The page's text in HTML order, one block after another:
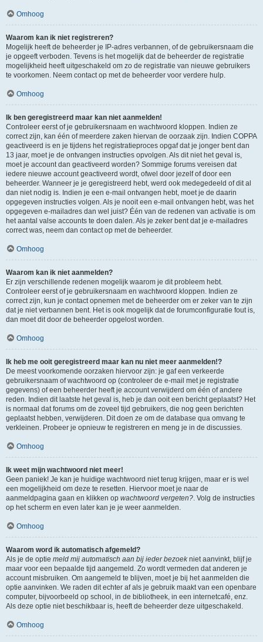
Omhoog
Waarom kan ik niet registreren?
Mogelijk heeft de beheerder je IP-adres verbannen, of de gebruikersnaam die
je opgeeft verboden. Tevens is het mogelijk dat de beheerder de registratie
mogelijkheid heeft uitgeschakeld om zo de registratie van nieuwe gebruikers
te voorkomen. Neem contact op met de beheerder voor verdere hulp.
Omhoog
Ik ben geregistreerd maar kan niet aanmelden!
Controleer eerst of je gebruikersnaam en wachtwoord kloppen. Indien ze
correct zijn, kan één of meerdere zaken hiervan de oorzaak zijn. Indien COPPA
geactiveerd is en je tijdens het registratieproces opgaf dat je jonger bent dan
13 jaar, moet je de ontvangen instructies opvolgen. Als dit niet het geval is,
moet je account dan geactiveerd worden? Sommige forums vereisen dat
iedere nieuwe account geactiveerd wordt, ofwel door jezelf of door een
beheerder. Wanneer je je geregistreerd hebt, werd ook medegedeeld of dit al
dan niet nodig is. Indien je een e-mail ontvangen hebt, moet je de daarin
opgegeven instructies volgen. Als je nooit een e-mail ontvangen hebt, was het
opgegeven e-mailadres dan wel juist? Één van de redenen van activatie is om
het aantal valse accounts te doen dalen. Als je zeker bent dat je e-mailadres
correct was, neem dan contact op met de beheerder.
Omhoog
Waarom kan ik niet aanmelden?
Er zijn verschillende redenen mogelijk waarom je dit probleem hebt.
Controleer eerst of je gebruikersnaam en wachtwoord kloppen. Indien ze
correct zijn, kun je contact opnemen met de beheerder om er zeker van te zijn
dat je niet verbannen bent. Het is ook mogelijk dat de forumconfiguratie fout is,
dan moet dit door de beheerder opgelost worden.
Omhoog
Ik heb me ooit geregistreerd maar kan nu niet meer aanmelden!?
De meest voorkomende oorzaken hiervoor zijn: je gaf een verkeerde
gebruikersnaam of wachtwoord op (controleer de e-mail met je registratie
gegevens) of een beheerder heeft je account verwijderd om één of andere
reden. Indien dit laatste het geval is, heb je dan ooit een bericht geplaatst? Het
is normaal dat forums om de zoveel tijd gebruikers, die nog geen berichten
geplaatst hebben, verwijderen. Dit doen ze om de database qua omvang te
verkleinen. Probeer je opnieuw te registreren en meng je in de discussies.
Omhoog
Ik weet mijn wachtwoord niet meer!
Geen paniek! Je kan je huidige wachtwoord niet terug krijgen, maar er is wel
een mogelijkheid om deze te resetten. Hiervoor moet je naar de
aanmeldpagina gaan en klikken op wachtwoord vergeten? . Volg de instructies
op het scherm en even later kan je je weer aanmelden.
Omhoog
Waarom word ik automatisch afgemeld?
Als je de optie meld mij automatisch aan bij ieder bezoekniet aanvinkt, blijf je
maar voor een bepaalde tijd aangemeld. Zo wordt vermeden dat anderen je
account misbruiken. Om aangemeld te blijven, moet je bij het aanmelden die
optie aanvinken. We raden dit echter af als je gebruik maakt van een openbare
computer, bijvoorbeeld op school, in de bibliotheek, in een internetcafé, enz.
Als deze optie niet beschikbaar is, heeft de beheerder deze uitgeschakeld.
Omhoog